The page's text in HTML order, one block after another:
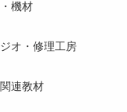
機材
オ・修理工房
連教材